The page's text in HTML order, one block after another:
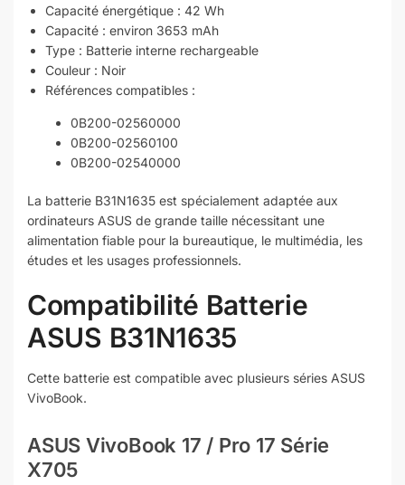
Capacité énergétique : 42 Wh
Capacité : environ 3653 mAh
Type : Batterie interne rechargeable
Couleur : Noir
Références compatibles :
0B200-02560000
0B200-02560100
0B200-02540000
La batterie B31N1635 est spécialement adaptée aux
ordinateurs ASUS de grande taille nécessitant une
alimentation fiable pour la bureautique, le multimédia, les
études et les usages professionnels.
Compatibilité Batterie
ASUS B31N1635
Cette batterie est compatible avec plusieurs séries ASUS
VivoBook.
ASUS VivoBook 17 / Pro 17 Série
X705